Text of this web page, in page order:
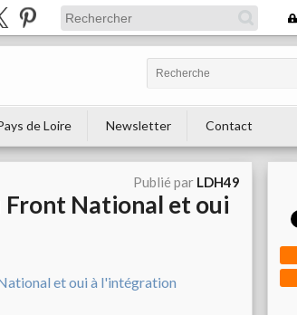
de Loire Newsletter Contact
Publié par LDH49
National et oui